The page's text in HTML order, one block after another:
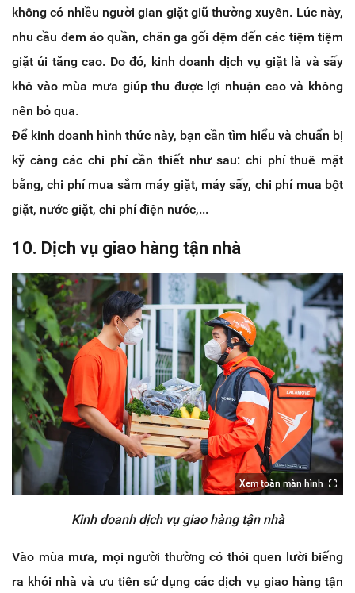
không có nhiều người gian giặt giũ thường xuyên. Lúc này,
nhu cầu đem áo quần, chăn ga gối đệm đến các tiệm tiệm
giặt ủi tăng cao. Do đó, kinh doanh dịch vụ giặt là và sấy
khô vào mùa mưa giúp thu được lợi nhuận cao và không
nên bỏ qua.
Để kinh doanh hình thức này, bạn cần tìm hiểu và chuẩn bị
kỹ càng các chi phí cần thiết như sau: chi phí thuê mặt
bằng, chi phí mua sắm máy giặt, máy sấy, chi phí mua bột
giặt, nước giặt, chi phí điện nước,...
10. Dịch vụ giao hàng tận nhà
Xem toàn màn hình
Kinh doanh dịch vụ giao hàng tận nhà
Vào mùa mưa, mọi người thường có thói quen lười biếng
ra khỏi nhà và ưu tiên sử dụng các dịch vụ giao hàng tận